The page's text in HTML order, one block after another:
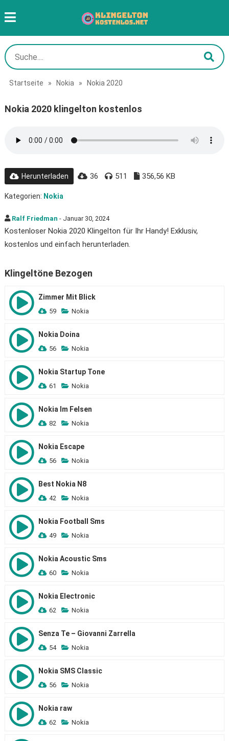
Startseite » Nokia » Nokia 2020
Nokia 2020 klingelton kostenlos
Herunterladen 36 511 356,56 KB
Kategorien: Nokia
Ralf Friedman - Januar 30, 2024
Kostenloser Nokia 2020 Klingelton für Ihr Handy! Exklusiv,
kostenlos und einfach herunterladen.
Klingeltöne Bezogen
Zimmer Mit Blick
59 Nokia
Nokia Doina
56 Nokia
Nokia Startup Tone
61 Nokia
Nokia Im Felsen
82 Nokia
Nokia Escape
56 Nokia
Best Nokia N8
42 Nokia
Nokia Football Sms
49 Nokia
Nokia Acoustic Sms
60 Nokia
Nokia Electronic
62 Nokia
Senza Te – Giovanni Zarrella
54 Nokia
Nokia SMS Classic
56 Nokia
Nokia raw
62 Nokia